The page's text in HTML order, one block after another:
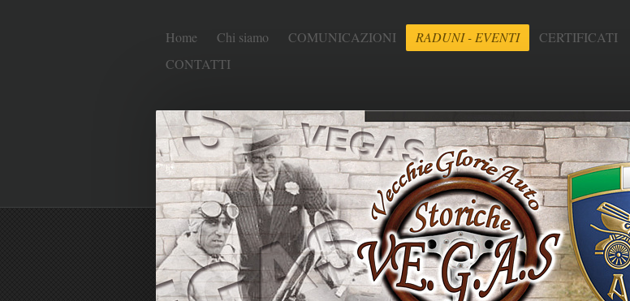
Home Chi siamo COMUNICAZIONI RADUNI - EVENTI CERTIFICATI
CONTATTI